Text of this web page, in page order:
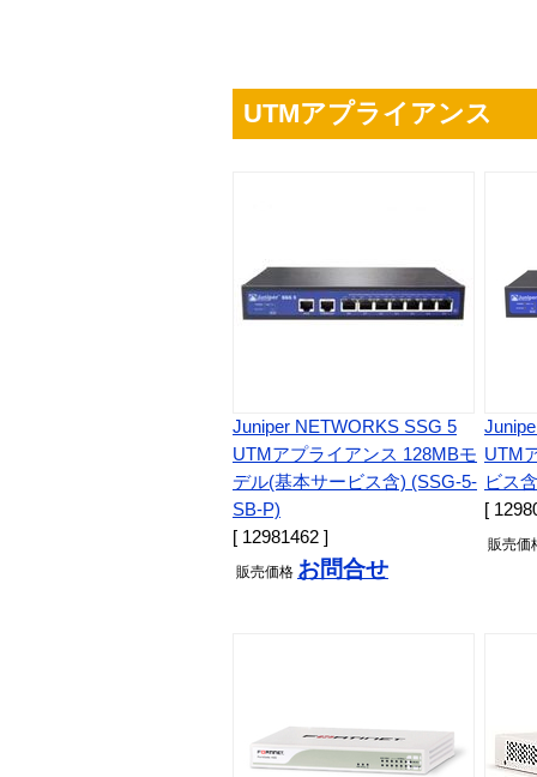
UTMアプライアンス
Juniper NETWORKS SSG 5
UTMアプライアンス 128MBモ
デル(基本サービス含) (SSG-5-
SB-P)
[ 12981462 ]
販売価格 お問合せ
UTM
ビス
[
販売価